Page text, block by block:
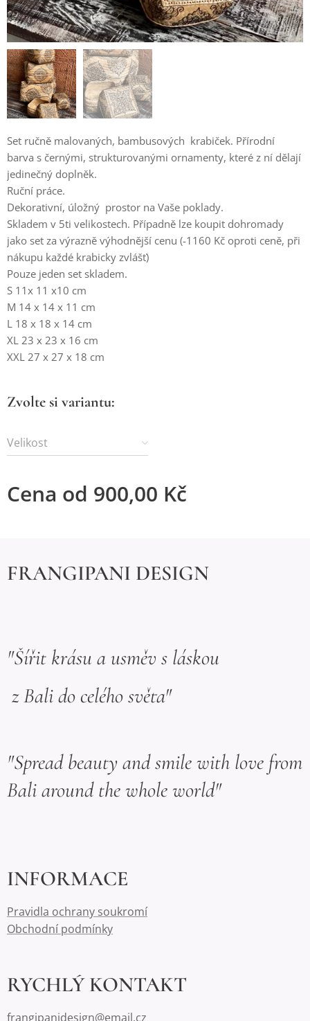
Set ručně malovaných, bambusových krabiček. Přírodní
barva s černými, strukturovanými ornamenty, které z ní dělají
jedinečný doplněk.
Ruční práce.
Dekorativní, úložný prostor na Vaše poklady.
Skladem v 5ti velikostech. Případně lze koupit dohromady
jako set za výrazně výhodnější cenu (-1160 Kč oproti ceně, při
nákupu každé krabicky zvlášť)
Pouze jeden set skladem.
S 11x 11 x10 cm
M 14 x 14 x 11 cm
L 18 x 18 x 14 cm
XL 23 x 23 x 16 cm
XXL 27 x 27 x 18 cm
Zvolte si variantu:
Velikost
Cena od 900,00 Kč
FRANGIPANI DESIGN
"Šířit krásu a usměv s láskou
z Bali do celého světa"
"Spread beauty and smile with love from
Bali around the whole world"
INFORMACE
Pravidla ochrany soukromí
Obchodní podmínky
RYCHLÝ KONTAKT
frangipanidesign@email.cz